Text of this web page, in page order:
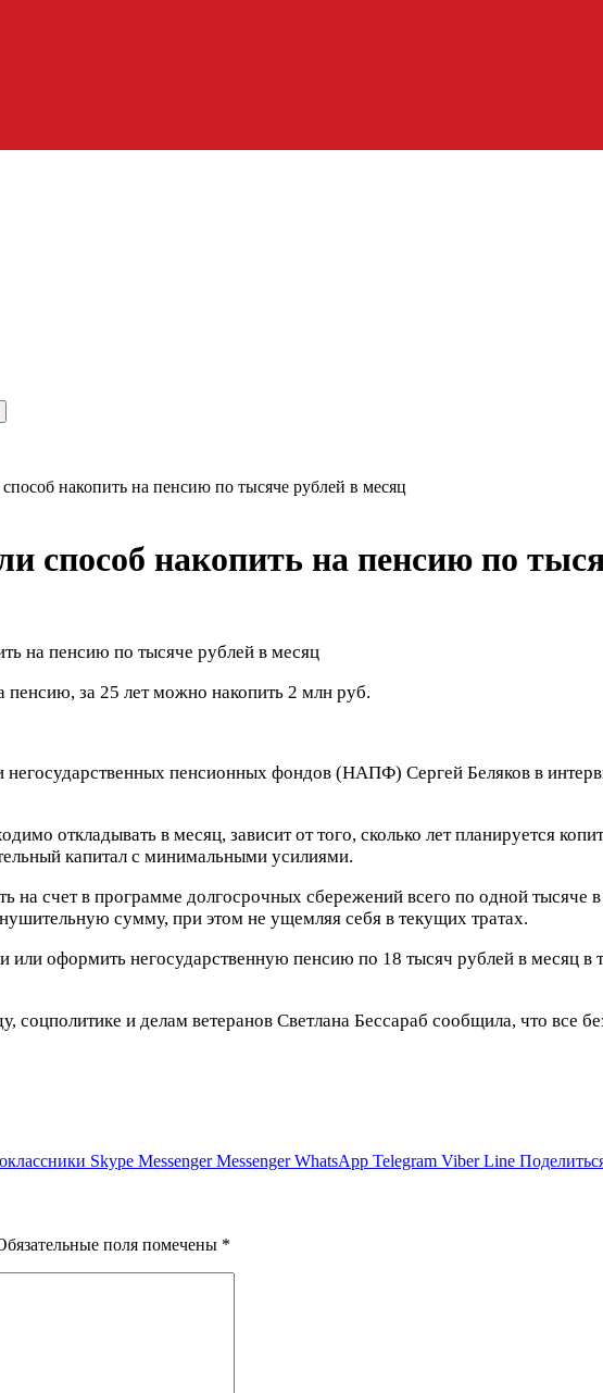
накопить на пенсию по тысяче рублей в месяц
способ накопить на пенсию по
пенсию, за 25 лет можно накопить 2 млн руб.
пенсионных фондов (НАПФ) Сергей Беляков в
откладывать в месяц, зависит от того, сколько лет планируется
капитал с минимальными усилиями.
на счет в программе долгосрочных сбережений всего по одной
сумму, при этом не ущемляя себя в текущих тратах.
оформить негосударственную пенсию по 18 тысяч рублей в месяц в
соцполитике и делам ветеранов Светлана Бессараб сообщила, что все
Skype Messenger Messenger WhatsApp Telegram Viber Line
поля помечены *